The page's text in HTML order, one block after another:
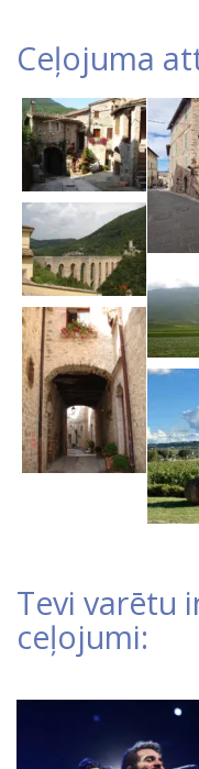
Ceļojuma
Tevi varētu
ceļojumi: